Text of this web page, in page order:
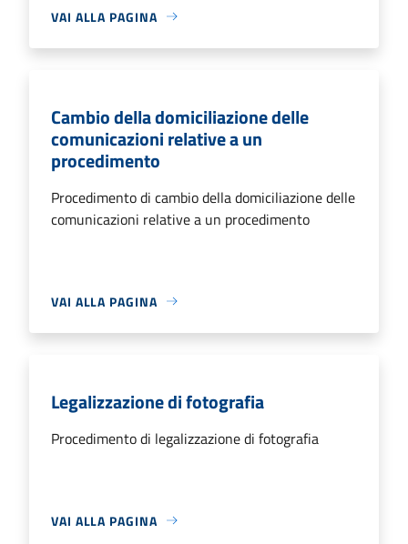
VAI ALLA PAGINA
Cambio della domiciliazione delle
comunicazioni relative a un
procedimento
Procedimento di cambio della domiciliazione delle
comunicazioni relative a un procedimento
VAI ALLA PAGINA
Legalizzazione di fotografia
Procedimento di legalizzazione di fotografia
VAI ALLA PAGINA